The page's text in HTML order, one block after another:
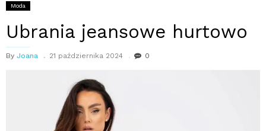
Moda
Ubrania jeansowe hurtowo
By Joana 21 października 2024 0